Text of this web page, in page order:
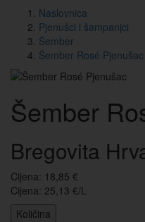
Naslovnica
Pjenušci i šampanjci
Šember
Šember Rosé Pjenušac
Šember
Bregovita
Cijena: 18,85 €
Cijena: 25,13 €/L
Količina